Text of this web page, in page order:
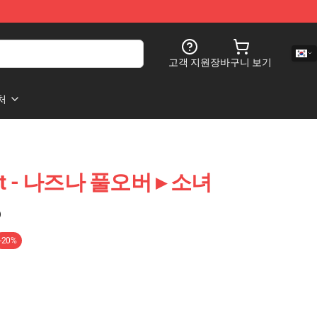
고객 지원장바구니 보기
- 나즈나 풀오버 ▸ 소녀
-20%